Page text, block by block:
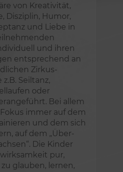
von Kreativität,
Disziplin, Humor,
und Liebe in
und ihren
entsprechend an
Zirkus-
Seiltanz,
oder
Bei allem
immer auf dem
und dem sich
auf dem „Über-
Die Kinder
pur,
zu glauben, lernen,